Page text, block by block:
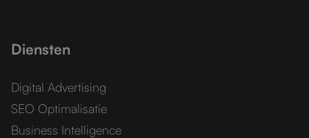
Diensten
Digital Advertising
SEO Optimalisatie
Business Intelligence